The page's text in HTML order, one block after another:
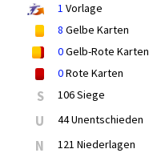
1 Vorlage
8 Gelbe Karten
0Gelb-Rote Karten
0Rote Karten
S 106 Siege
U 44 Unentschieden
N 121 Niederlagen